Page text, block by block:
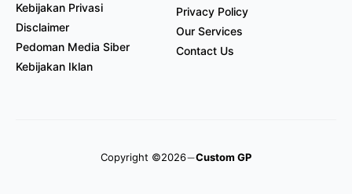
Kebijakan Privasi
Disclaimer
Pedoman Media Siber
Kebijakan Iklan
Privacy Policy
Our Services
Contact Us
Copyright ©2026 Custom GP